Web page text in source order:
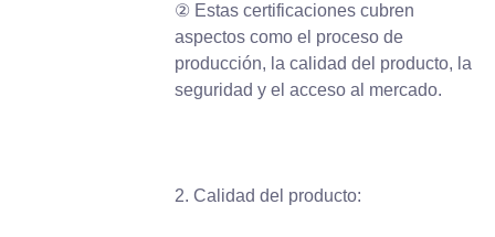
② Estas certificaciones cubren
aspectos como el proceso de
producción, la calidad del producto, la
seguridad y el acceso al mercado.
2. Calidad del producto: